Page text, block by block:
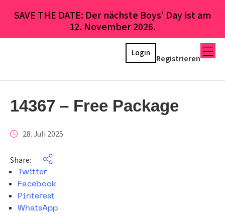
SAVE THE DATE: Der nächste Boys’ Day ist am
12. November 2026.
Registrieren
Login
14367 – Free Package
28. Juli 2025
Share:
Twitter
Facebook
Pinterest
WhatsApp